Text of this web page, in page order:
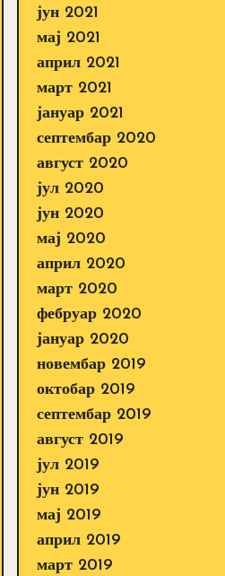
јун 2021
мај 2021
април 2021
март 2021
јануар 2021
септембар 2020
август 2020
јул 2020
јун 2020
мај 2020
април 2020
март 2020
фебруар 2020
јануар 2020
новембар 2019
октобар 2019
септембар 2019
август 2019
јул 2019
јун 2019
мај 2019
април 2019
март 2019